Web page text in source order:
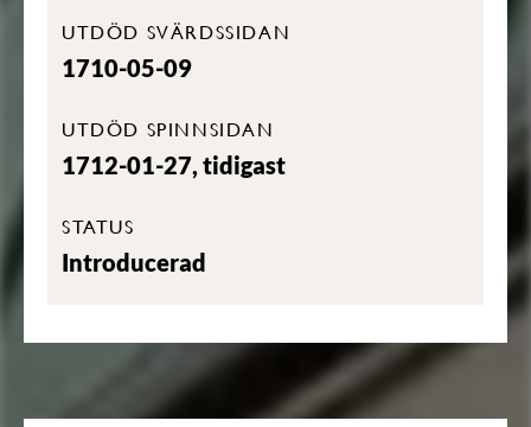
UTDÖD SVÄRDSSIDAN
1710-05-09
UTDÖD SPINNSIDAN
1712-01-27, tidigast
STATUS
Introducerad